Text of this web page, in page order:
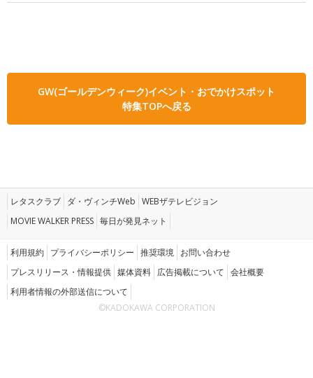
GW(ゴールデンウィーク)イベント・おでかけスポット
特集TOPへ戻る
レタスクラブ ダ・ヴィンチWeb WEBザテレビジョン
MOVIE WALKER PRESS 毎日が発見ネット
利用規約 プライバシーポリシー 推奨環境 お問い合わせ
プレスリリース・情報提供 媒体資料 広告掲載について 会社概要
利用者情報の外部送信について
©KADOKAWA CORPORATION